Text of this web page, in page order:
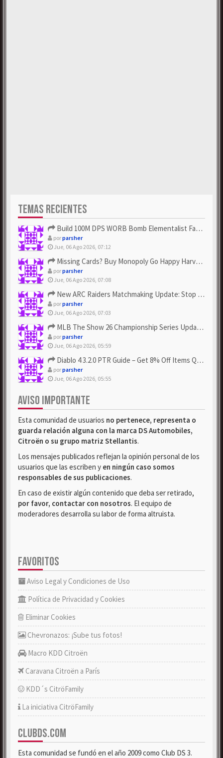
TEMAS RECIENTES
Build 100M DPS WORB Bomb Elementalist Fast - Grab POE Curren...
porparsher
Jue, 06 Ago 2026, 07:12
Missing Cards? Buy Monopoly Go Happy Harvest with Looney Tun...
porparsher
Jue, 06 Ago 2026, 07:08
New ARC Raiders Matchmaking Update: Stop Failed - Grab Bluep...
porparsher
Jue, 06 Ago 2026, 07:03
MLB The Show 26 Championship Series Update! Get Cheap & ...
porparsher
Jue, 06 Ago 2026, 05:59
Diablo 4 3.2.0 PTR Guide – Get 8% Off Items Quickly to Test ...
porparsher
Jue, 06 Ago 2026, 05:55
AVISO IMPORTANTE
Esta comunidad de usuarios no pertenece, representa o
guarda relación alguna con la marca DS Automobiles,
Citroën o su grupo matriz Stellantis.
Los mensajes publicados reflejan la opinión personal de los
usuarios que las escriben y en ningún caso somos
responsables de sus publicaciones.
En caso de existir algún contenido que deba ser retirado,
por favor, contactar con nosotros. El equipo de
moderadores desarrolla su labor de forma altruista.
FAVORITOS
Aviso Legal y Condiciones de Uso
Política de Privacidad y Cookies
Eliminar Cookies
Chevronazos: ¡Sube tus fotos!
Macro KDD Citroën
Caravana Citroën a París
KDD´s CitröFamily
La iniciativa CitröFamily
CLUBDS.COM
Esta comunidad se fundó en el año 2009 como Club DS 3.